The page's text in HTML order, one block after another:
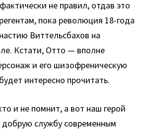
не правил, отдав это
пока революция 18-года
Виттельсбахов на
Кстати, Отто — вполне
и его шизофреническую
интересно прочитать.
и не помнит, а вот наш герой
службу современным